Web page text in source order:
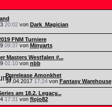
20:02von Dark_Magician
FNM Turniere
09:37von Minyarts
Masters Westfalen #...
01:10von nbb
Prerelease Amonkhet
17.04.2017 17:24von Fantasy Warehouse
am 18.2. Legacy...
17:31 von flojo82